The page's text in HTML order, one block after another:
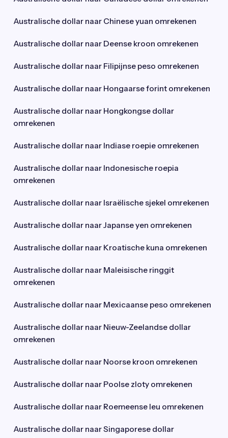
Australische dollar naar Chinese yuan omrekenen
Australische dollar naar Deense kroon omrekenen
Australische dollar naar Filipijnse peso omrekenen
Australische dollar naar Hongaarse forint omrekenen
Australische dollar naar Hongkongse dollar
omrekenen
Australische dollar naar Indiase roepie omrekenen
Australische dollar naar Indonesische roepia
omrekenen
Australische dollar naar Israëlische sjekel omrekenen
Australische dollar naar Japanse yen omrekenen
Australische dollar naar Kroatische kuna omrekenen
Australische dollar naar Maleisische ringgit
omrekenen
Australische dollar naar Mexicaanse peso omrekenen
Australische dollar naar Nieuw-Zeelandse dollar
omrekenen
Australische dollar naar Noorse kroon omrekenen
Australische dollar naar Poolse zloty omrekenen
Australische dollar naar Roemeense leu omrekenen
Australische dollar naar Singaporese dollar